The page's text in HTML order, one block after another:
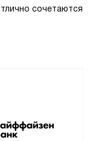
сочетаются